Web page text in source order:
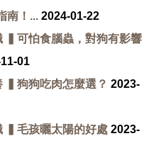
南！... 2024-01-22
▍可怕食腦蟲，對狗有影響
01
▍狗狗吃肉怎麼選？ 2023-
▍毛孩曬太陽的好處 2023-